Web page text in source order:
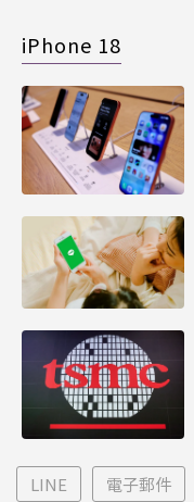
iPhone 18
LINE 電子郵件